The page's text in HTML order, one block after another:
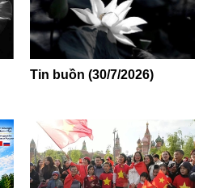
Tin buồn (30/7/2026)